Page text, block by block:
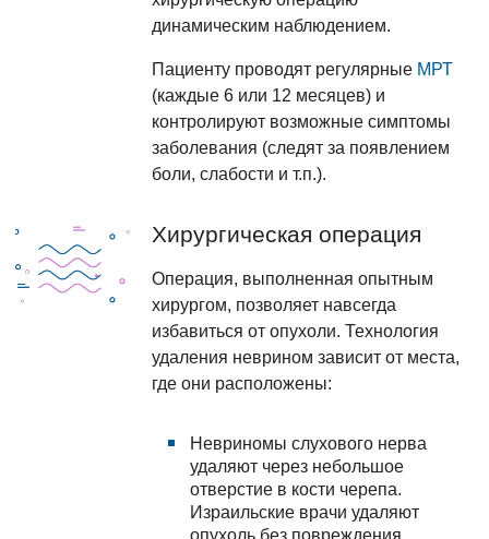
динамическим наблюдением.
Пациенту проводят регулярные МРТ
(каждые 6 или 12 месяцев) и
контролируют возможные симптомы
заболевания (следят за появлением
боли, слабости и т.п.).
Хирургическая операция
Операция, выполненная опытным
хирургом, позволяет навсегда
избавиться от опухоли. Технология
удаления неврином зависит от места,
где они расположены:
Невриномы слухового нерва
удаляют через небольшое
отверстие в кости черепа.
Израильские врачи удаляют
опухоль без повреждения